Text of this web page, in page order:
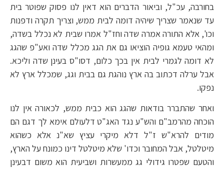
בחורבה, עכ"ל, וביאור הדברים הוא דאין לנו פסוק שפוטר בית
עד שנאמר שצריך שיהיה דומה לבית ממש, וצריך תקרה ודפנות
וכו', אלא התורה אמרה שדה וחז"ל אמרו שבית לא נכלל בשדה,
ומהאי טעמא גופיה הוציאו גם את הגג מכלל שדה ואע"פ שהגג
לא דומה לגמרי לבית אין בכך כלום, דסו"ס בעינן שדה וליכא.
אבל ערלה דכתוב בה ארץ נוהגת גם בבית וגג, שמכלל ארץ לא
נפקו.
ואחר שהתברר בודאות שהגג הוא כבית ממש, לכאורה אין לנו
הוכחה מהרמב"ם והש"ע נגד האג"ט דלעולם אימא לך דגם הם
מודים להרא"ש ז"ל דלא מיקרי עציץ שא"נ אלא כשהוא
מיטלטל, אבל המחובר וכדו' שלא מיטלטל דינו כמונח על הארץ,
והטעם שפטרו גידולי גג ממעשרות ושביעית הוא משום דבעינן